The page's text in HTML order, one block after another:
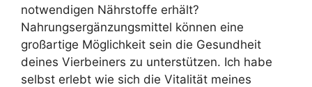
notwendigen Nährstoffe erhält?
Nahrungsergänzungsmittel können eine
großartige Möglichkeit sein die Gesundheit
deines Vierbeiners zu unterstützen. Ich habe
selbst erlebt wie sich die Vitalität meines